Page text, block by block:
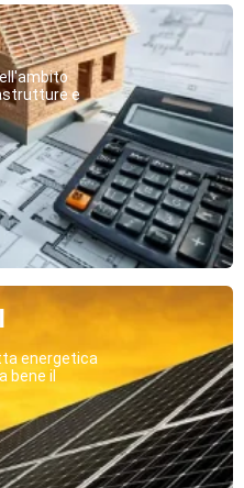
e
energetica
bene il